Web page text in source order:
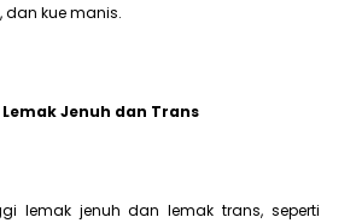
dan kue manis.
Jenuh dan Trans
lemak jenuh dan lemak trans, seperti